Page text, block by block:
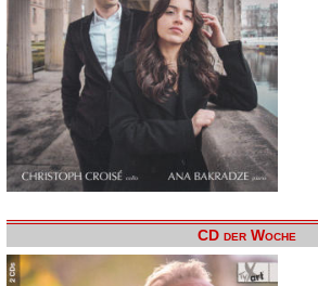
CD der Woche